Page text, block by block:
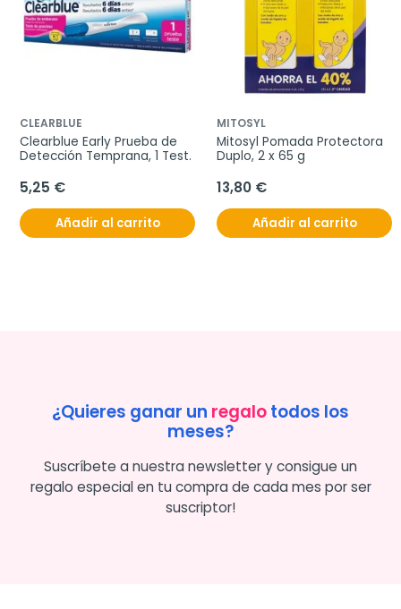
CLEARBLUE
Clearblue Early Prueba de
Detección Temprana, 1 Test.
5,25 €
Añadir al carrito
MITOSYL
Mitosyl Pomada Protectora
Duplo, 2 x 65 g
13,80 €
Añadir al carrito
¿Quieres ganar un regalotodos los
meses?
Suscríbete a nuestra newsletter y consigue un
regalo especial en tu compra de cada mes por ser
suscriptor!